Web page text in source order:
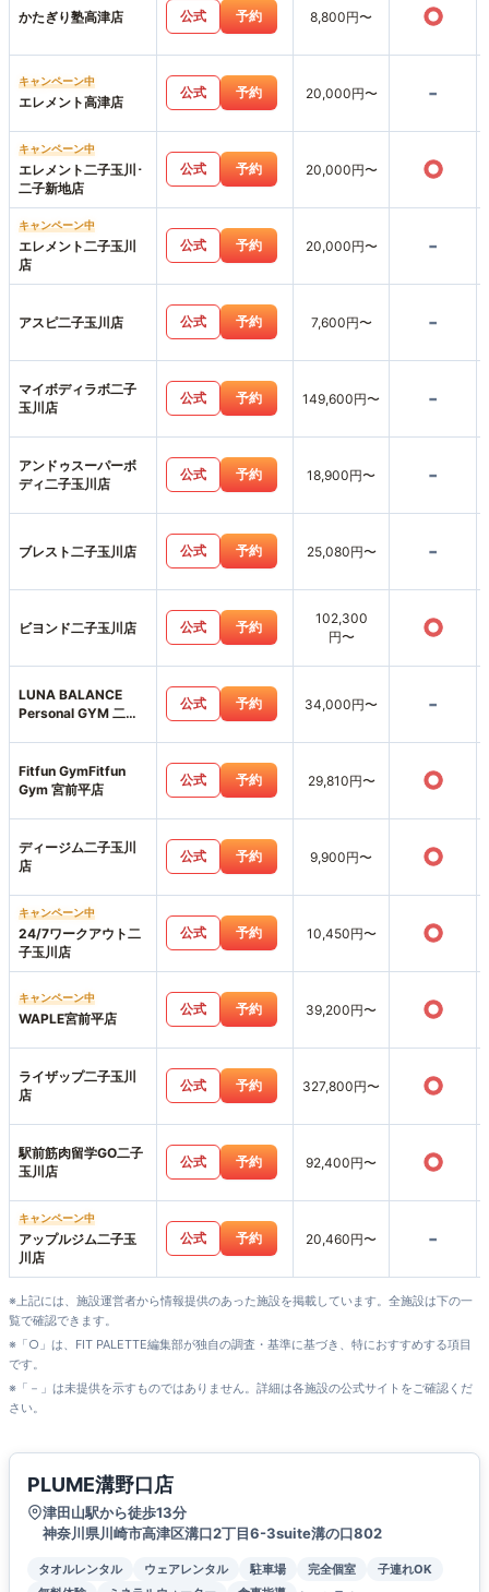
かたぎり塾高津店 公式 予約 8,800円〜 ○
キャンペーン中
エレメント高津店
公式 予約 20,000円〜 -
キャンペーン中
エレメント二子玉川･
二子新地店
公式 予約 20,000円〜 ○
キャンペーン中
エレメント二子玉川
店
公式 予約 20,000円〜 -
アスピ二子玉川店 公式 予約 7,600円〜 -
マイボディラボ二子
玉川店
公式 予約 149,600円〜 -
アンドゥスーパーボ
ディ二子玉川店
公式 予約 18,900円〜 -
ブレスト二子玉川店 公式 予約 25,080円〜 -
ビヨンド二子玉川店 公式 予約
102,300
円〜
○
LUNA BALANCE
Personal GYM 二子
公式 予約 34,000円〜 -
Fitfun GymFitfun
Gym 宮前平店
公式 予約 29,810円〜 ○
ディージム二子玉川
店
公式 予約 9,900円〜 ○
キャンペーン中
24/7ワークアウト二
子玉川店
公式 予約 10,450円〜 ○
キャンペーン中
WAPLE宮前平店
公式 予約 39,200円〜 ○
ライザップ二子玉川
店
公式 予約 327,800円〜 ○
駅前筋肉留学GO二子
玉川店
公式 予約 92,400円〜 ○
キャンペーン中
アップルジム二子玉
川店
公式 予約 20,460円〜 -
※上記には、施設運営者から情報提供のあった施設を掲載しています。全施設は下の一
覧で確認できます。
※「○」は、FIT PALETTE編集部が独自の調査・基準に基づき、特におすすめする項目
です。
※「－」は未提供を示すものではありません。詳細は各施設の公式サイトをご確認くだ
さい。
PLUME溝野口店
津田山駅から徒歩13分
神奈川県川崎市高津区溝口2丁目6-3suite溝の口802
タオルレンタル ウェアレンタル 駐車場 完全個室
子連れOK